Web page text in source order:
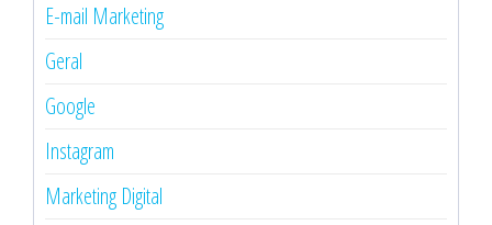
E-mail Marketing
Geral
Google
Instagram
Marketing Digital